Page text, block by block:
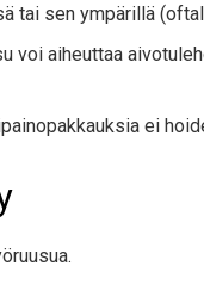
tai sen ympärillä
voi aiheuttaa
ei